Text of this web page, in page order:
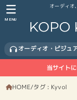
オーディオ
オーディオ・ビジュ
MENU
当サイト
HOME タグ : Kyvol